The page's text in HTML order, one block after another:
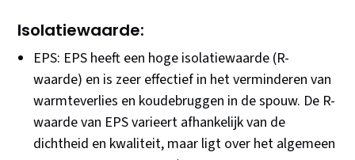
Isolatiewaarde:
EPS: EPS heeft een hoge isolatiewaarde (R-
waarde) en is zeer effectief in het verminderen van
warmteverlies en koudebruggen in de spouw. De R-
waarde van EPS varieert afhankelijk van de
dichtheid en kwaliteit, maar ligt over het algemeen